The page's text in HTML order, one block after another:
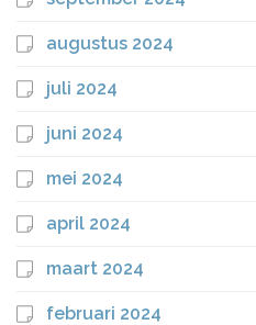
augustus 2024
juli 2024
juni 2024
mei 2024
april 2024
maart 2024
februari 2024